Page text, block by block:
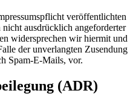
veröffentlichten
ausdrücklich angeforderter
widersprechen wir hiermit und
der unverlangten Zusendung
Spam-E-Mails, vor.
(ADR)